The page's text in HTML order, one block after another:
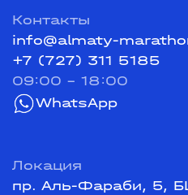
Контакты
info@almaty-
+7 (727) 311 5185
09:00 - 18:00
WhatsApp
Локация
пр. Аль-Фараби, 5,